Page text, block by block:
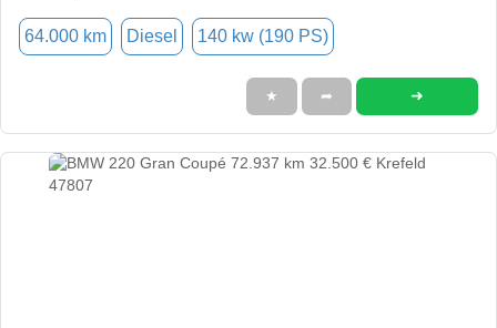
64.000 km Diesel 140 kw (190 PS)
★ ➦ ➜